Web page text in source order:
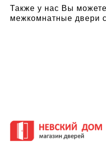
Также у нас Вы
межкомнатные двери